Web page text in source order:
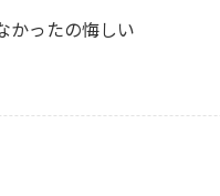
かったの悔しい